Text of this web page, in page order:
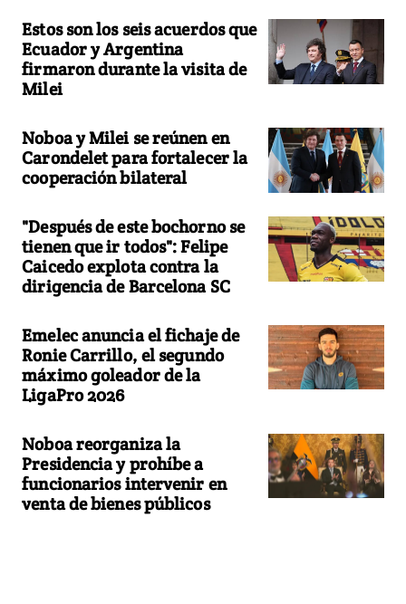
Estos son los seis acuerdos que
Ecuador y Argentina
firmaron durante la visita de
Milei
Noboa y Milei se reúnen en
Carondelet para fortalecer la
cooperación bilateral
"Después de este bochorno se
tienen que ir todos": Felipe
Caicedo explota contra la
dirigencia de Barcelona SC
Emelec anuncia el fichaje de
Ronie Carrillo, el segundo
máximo goleador de la
LigaPro 2026
Noboa reorganiza la
Presidencia y prohíbe a
funcionarios intervenir en
venta de bienes públicos